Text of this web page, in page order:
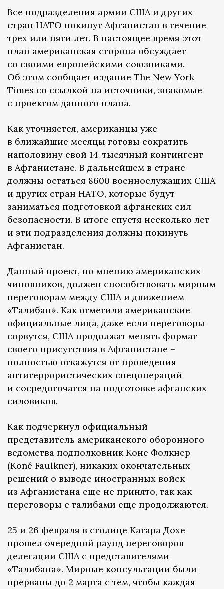
Все подразделения армии США и других
стран НАТО покинут Афганистан в течение
трех или пяти лет. В настоящее время этот
план американская сторона обсуждает
со своими европейскими союзниками.
Об этом сообщает издание The New York
Times со ссылкой на источники, знакомые
с проектом данного плана.
Как уточняется, американцы уже
в ближайшие месяцы готовы сократить
наполовину свой 14-тысячный контингент
в Афганистане. В дальнейшем в стране
должны остаться 8600 военнослужащих США
и других стран НАТО, которые будут
заниматься подготовкой афганских сил
безопасности. В итоге спустя несколько лет
и эти подразделения должны покинуть
Афганистан.
Данный проект, по мнению американских
чиновников, должен способствовать мирным
переговорам между США и движением
«Талибан». Как отметили американские
официальные лица, даже если переговоры
сорвутся, США продолжат менять формат
своего присутствия в Афганистане –
полностью откажутся от проведения
антитеррористических спецопераций
и сосредоточатся на подготовке афганских
силовиков.
Как подчеркнул официальный
представитель американского оборонного
ведомства подполковник Коне Фолкнер
(Koné Faulkner), никаких окончательных
решений о выводе иностранных войск
из Афганистана еще не принято, так как
переговоры с талибами еще продолжаются.
25 и 26 февраля в столице Катара Дохе
прошел очередной раунд переговоров
делегации США с представителями
«Талибана». Мирные консультации были
прерваны до 2 марта с тем, чтобы каждая